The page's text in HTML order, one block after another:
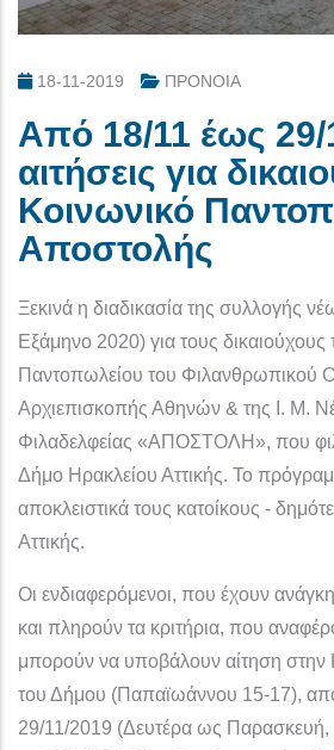
18-11-2019 ΠΡΟΝΟΙΑ
Από 18/11 έως 29/
αιτήσεις για
Κοινωνικό
Αποστολής
Ξεκινά η διαδικασία της συλλογής
Εξάμηνο 2020) για τους δικαιούχους
Παντοπωλείου του Φιλανθρωπικού
Αρχιεπισκοπής Αθηνών & της Ι. Μ.
Φιλαδελφείας «ΑΠΟΣΤΟΛΗ», που
Δήμο Ηρακλείου Αττικής. Το
αποκλειστικά τους κατοίκους -
Αττικής.
Οι ενδιαφερόμενοι, που έχουν
και πληρούν τα κριτήρια, που
μπορούν να υποβάλουν αίτηση στην
του Δήμου (Παπαϊωάννου 15-17),
29/11/2019 (Δευτέρα ως Παρασκευή,